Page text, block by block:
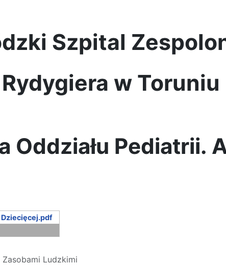
Szpital
w Toruniu
Oddziału Pediatrii.
Dziecięcej.pdf
Zasobami Ludzkimi